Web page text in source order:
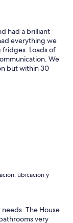
had a brilliant
everything we
fridges. Loads of
We
but within 30
man had been
was fantastic,
for the
There
this was a bit of
walk to a few
to get around.
The one major
needs looking
powering. Two
to the
I would
had the best
ubicación y
The House
very